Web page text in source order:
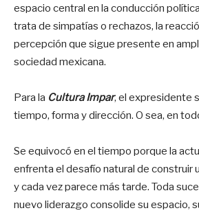
espacio central en la conducción
trata de simpatías o rechazos, la
percepción que sigue presente en
sociedad mexicana.
Para la Cultura Impar, el expresidente
tiempo, forma y dirección. O sea, en
Se equivocó en el tiempo porque la
enfrenta el desafío natural de construir
y cada vez parece más tarde. Toda
nuevo liderazgo consolide su espacio,